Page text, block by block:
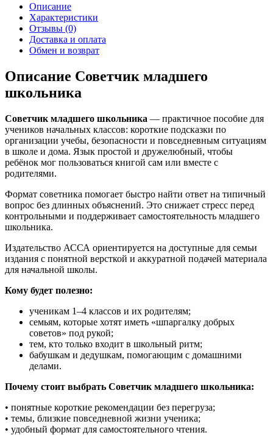
Описание
Характеристики
Отзывы (0)
Доставка и оплата
Обмен и возврат
Описание Советчик младшего
школьника
Советчик младшего школьника — практичное пособие для
учеников начальных классов: короткие подсказки по
организации учебы, безопасности и повседневным ситуациям
в школе и дома. Язык простой и дружелюбный, чтобы
ребёнок мог пользоваться книгой сам или вместе с
родителями.
Формат советника помогает быстро найти ответ на типичный
вопрос без длинных объяснений. Это снижает стресс перед
контрольными и поддерживает самостоятельность младшего
школьника.
Издательство АССА ориентируется на доступные для семьи
издания с понятной версткой и аккуратной подачей материала
для начальной школы.
Кому будет полезно:
ученикам 1–4 классов и их родителям;
семьям, которые хотят иметь «шпаргалку добрых
советов» под рукой;
тем, кто только входит в школьный ритм;
бабушкам и дедушкам, помогающим с домашними
делами.
Почему стоит выбрать Советчик младшего школьника:
• понятные короткие рекомендации без перегруза;
• темы, близкие повседневной жизни ученика;
• удобный формат для самостоятельного чтения.